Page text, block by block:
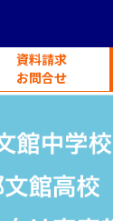
資料請求
お問合せ